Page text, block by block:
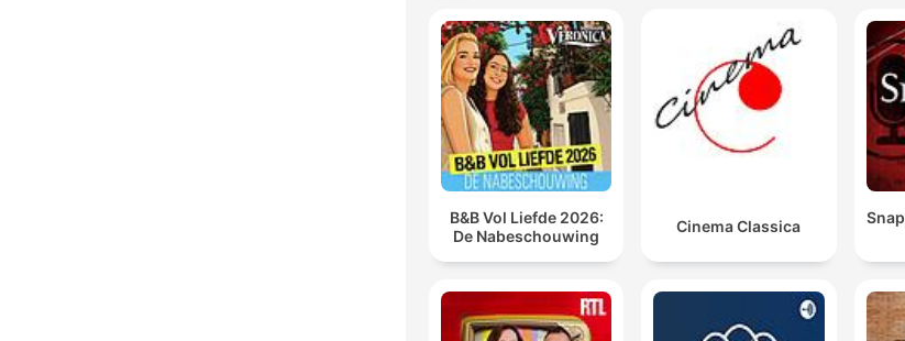
B&B Vol Liefde 2026:
De Nabeschouwing
Cinema Classica